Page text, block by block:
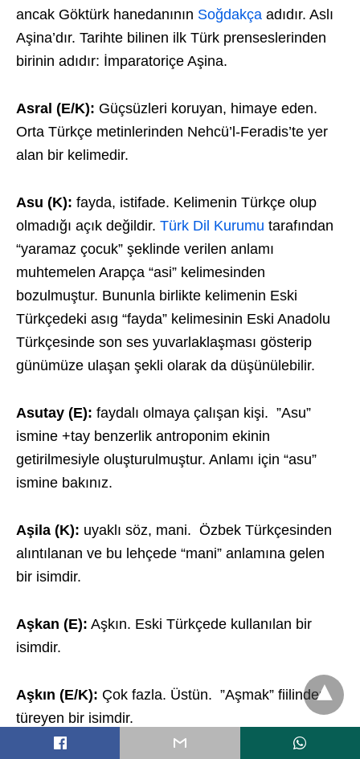
ancak Göktürk hanedanının Soğdakça adıdır. Aslı
Aşina’dır. Tarihte bilinen ilk Türk prenseslerinden
birinin adıdır: İmparatoriçe Aşina.
Asral (E/K): Güçsüzleri koruyan, himaye eden.
Orta Türkçe metinlerinden Nehcü’l-Feradis’te yer
alan bir kelimedir.
Asu (K): fayda, istifade. Kelimenin Türkçe olup
olmadığı açık değildir. Türk Dil Kurumu tarafından
“yaramaz çocuk” şeklinde verilen anlamı
muhtemelen Arapça “asi” kelimesinden
bozulmuştur. Bununla birlikte kelimenin Eski
Türkçedeki asıg “fayda” kelimesinin Eski Anadolu
Türkçesinde son ses yuvarlaklaşması gösterip
günümüze ulaşan şekli olarak da düşünülebilir.
Asutay (E): faydalı olmaya çalışan kişi. ”Asu”
ismine +tay benzerlik antroponim ekinin
getirilmesiyle oluşturulmuştur. Anlamı için “asu”
ismine bakınız.
Aşila (K): uyaklı söz, mani. Özbek Türkçesinden
alıntılanan ve bu lehçede “mani” anlamına gelen
bir isimdir.
Aşkan (E): Aşkın. Eski Türkçede kullanılan bir
isimdir.
Aşkın (E/K): Çok fazla. Üstün. ”Aşmak” fiilinden
türeyen bir isimdir.